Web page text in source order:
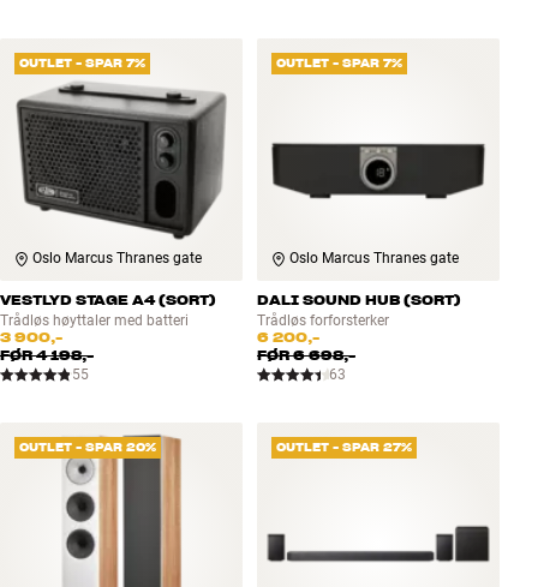
OUTLET - SPAR 7%
Oslo Marcus Thranes gate
VESTLYD STAGE A4 (SORT)
Trådløs høyttaler med batteri
3 900,-
FØR4 198,-
55
OUTLET - SPAR 7%
Oslo Marcus Thranes gate
DALI SOUND HUB (SORT)
Trådløs forforsterker
6 200,-
FØR6 698,-
63
OUTLET - SPAR 20% OUTLET - SPAR 27%